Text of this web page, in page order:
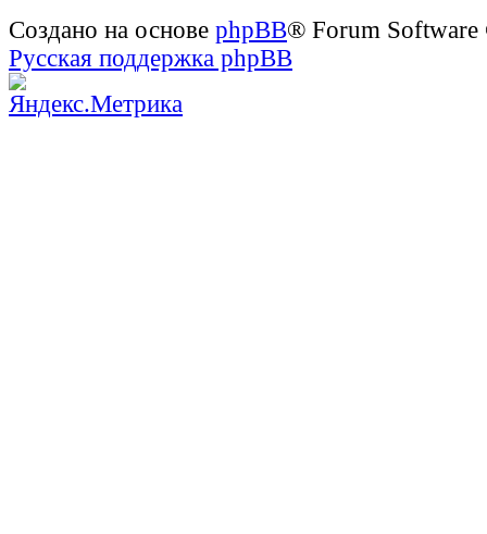
Создано на основе phpBB® Forum
Русская поддержка phpBB